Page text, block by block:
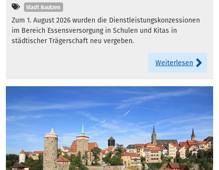
Kategorien
Stadt Bautzen
Zum 1. August 2026 wurden die Dienstleistungskonzessionen
im Bereich Essensversorgung in Schulen und Kitas in
städtischer Trägerschaft neu vergeben.
Weiterlesen